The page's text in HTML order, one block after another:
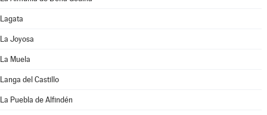
Lagata
La Joyosa
La Muela
Langa del Castillo
La Puebla de Alfindén